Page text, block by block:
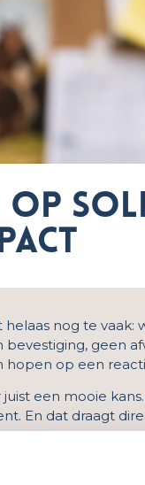
op
nog te
bevestiging, geen
hopen op een
een mooie
En dat draagt
Zorg